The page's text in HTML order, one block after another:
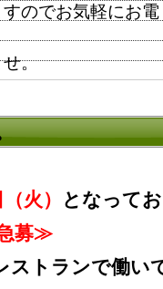
のでお気軽にお電
。
火）
となって
募≫
ストランで働